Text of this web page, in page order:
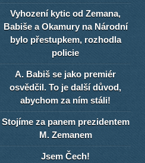
Vyhození kytic od Zemana,
Babiše a Okamury na Národní
bylo přestupkem, rozhodla
policie
A. Babiš se jako premiér
osvědčil. To je další důvod,
abychom za ním stáli!
Stojíme za panem prezidentem
M. Zemanem
Jsem Čech!